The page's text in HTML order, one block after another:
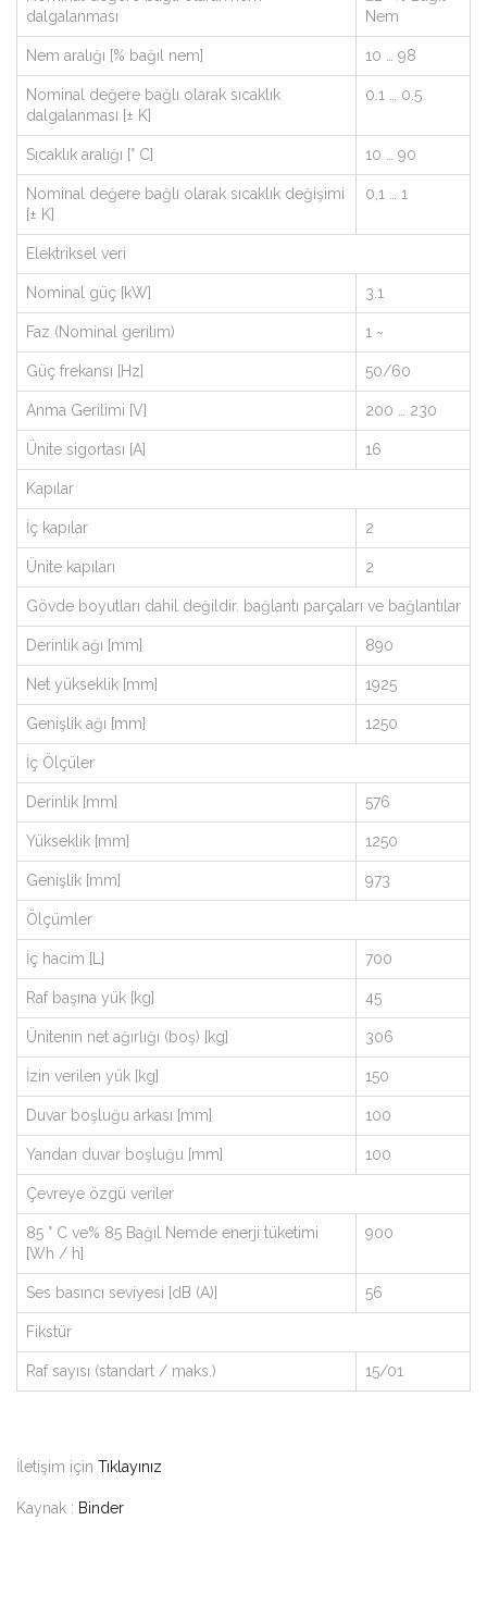
dalgalanması
Nem
Nem aralığı [% bağıl nem] 10 … 98
Nominal değere bağlı olarak sıcaklık
dalgalanması [± K]
0.1 … 0.5
Sıcaklık aralığı [° C] 10 … 90
Nominal değere bağlı olarak sıcaklık değişimi
[± K]
0,1 … 1
Elektriksel veri
Nominal güç [kW] 3.1
Faz (Nominal gerilim) 1 ~
Güç frekansı [Hz] 50/60
Anma Gerilimi [V] 200 … 230
Ünite sigortası [A] 16
Kapılar
İç kapılar 2
Ünite kapıları 2
Gövde boyutları dahil değildir. bağlantı parçaları ve bağlantılar
Derinlik ağı [mm] 890
Net yükseklik [mm] 1925
Genişlik ağı [mm] 1250
İç Ölçüler
Derinlik [mm] 576
Yükseklik [mm] 1250
Genişlik [mm] 973
Ölçümler
İç hacim [L] 700
Raf başına yük [kg] 45
Ünitenin net ağırlığı (boş) [kg] 306
İzin verilen yük [kg] 150
Duvar boşluğu arkası [mm] 100
Yandan duvar boşluğu [mm] 100
Çevreye özgü veriler
85 ° C ve% 85 Bağıl Nemde enerji tüketimi
[Wh / h]
900
Ses basıncı seviyesi [dB (A)] 56
Fikstür
Raf sayısı (standart / maks.) 15/01
İletişim için Tıklayınız
Kaynak : Binder